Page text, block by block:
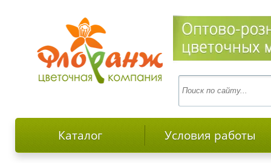
Каталог Условия работы